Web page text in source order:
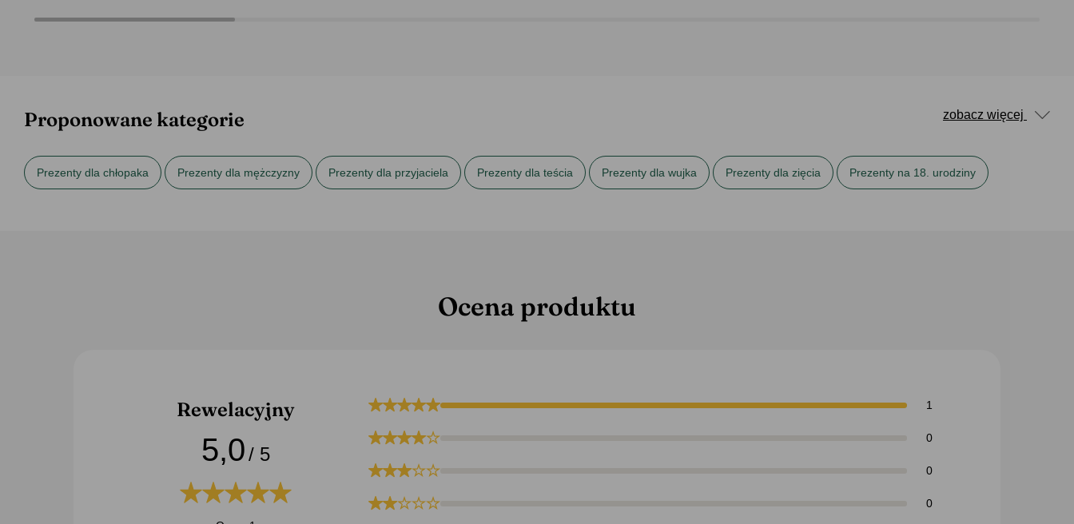
zobacz więcej
Proponowane kategorie
Prezenty dla chłopaka Prezenty dla mężczyzny Prezenty dla przyjaciela Prezenty dla teścia Prezenty dla wujka Prezenty dla zięcia Prezenty na 18. urodziny
Ocena produktu
Rewelacyjny
5,0/ 5
1
0
0
0